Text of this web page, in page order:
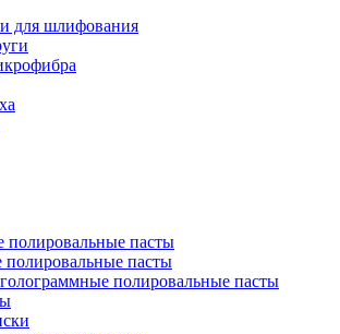
для шлифования
полировальные пасты
полировальные пасты
полировальные пасты